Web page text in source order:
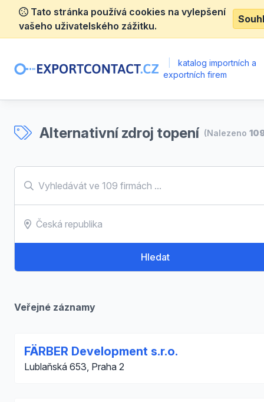
Tato stránka používá cookies na vylepšení
vašeho uživatelského zážitku.
katalog importních a
exportních firem
Alternativní zdroj topení (Nalezeno
Hledat
Veřejné záznamy
FÄRBER Development s.r.o.
Lublaňská 653, Praha 2